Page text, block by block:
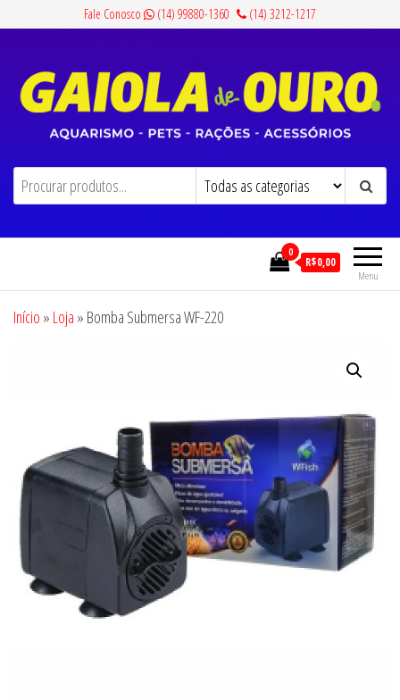
conteúdo
Fale Conosco (14) 99880-1360 (14) 3212-1217
Gaiola de Ouro Aquarismo, Pets, Rações e Acessórios
Menu
0
R$0,00
Início » Loja » Bomba Submersa WF-220